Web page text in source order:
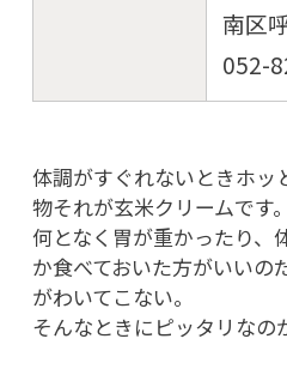
南区
052-
体調がすぐれないときホッ
物それが玄米クリームです。
何となく胃が重かったり、
か食べておいた方がいいの
がわいてこない。
そんなときにピッタリなの